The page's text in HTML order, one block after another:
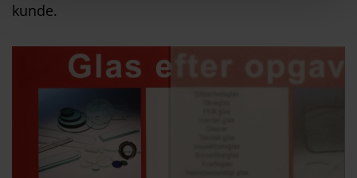
kunde.